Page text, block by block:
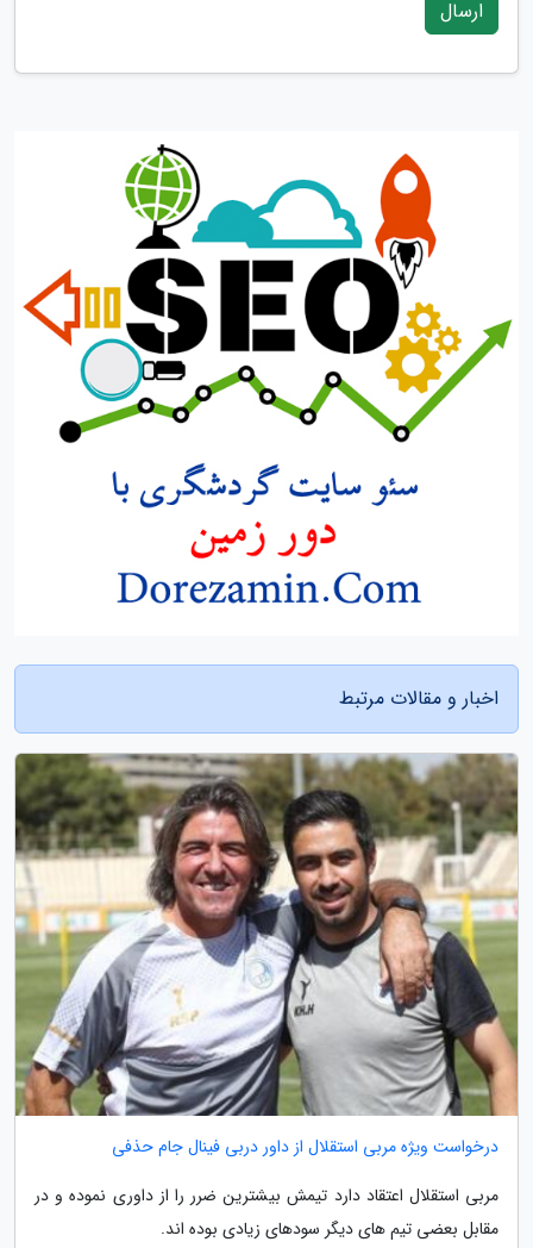
ارسال
اخبار و مقالات مرتبط
درخواست ویژه مربی استقلال از داور دربی فینال جام حذفی
مربی استقلال اعتقاد دارد تیمش بیشترین ضرر را از داوری نموده و در
مقابل بعضی تیم های دیگر سودهای زیادی بوده اند.